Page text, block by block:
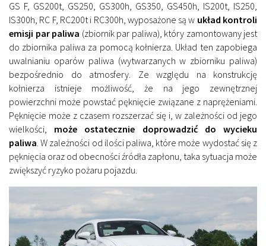
GS F, GS200t, GS250, GS300h, GS350, GS450h, IS200t, IS250,
IS300h, RC F, RC200t i RC300h, wyposażone są w układ kontroli
emisji par paliwa (zbiornik par paliwa), który zamontowany jest
do zbiornika paliwa za pomocą kołnierza. Układ ten zapobiega
uwalnianiu oparów paliwa (wytwarzanych w zbiorniku paliwa)
bezpośrednio do atmosfery. Ze względu na konstrukcję
kołnierza istnieje możliwość, że na jego zewnętrznej
powierzchni może powstać pęknięcie związane z naprężeniami.
Pęknięcie może z czasem rozszerzać się i, w zależności od jego
wielkości, może ostatecznie doprowadzić do wycieku
paliwa . W zależności od ilości paliwa, które może wydostać się z
pęknięcia oraz od obecności źródła zapłonu, taka sytuacja może
zwiększyć ryzyko pożaru pojazdu.